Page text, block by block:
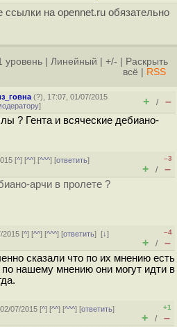
ссылки на opennet.ru обязательно
уровень Линейный +/-
Раскрыть
всё
RSS
(?), 17:07, 01/07/2015
] + / –
? Гента и всяческие дебиано-
[^] [^^] [^^^] [ответить]
–3
+ / –
арчи в пролете ?
2015 [^] [^^] [^^^] [ответить][↓]
–4
+ / –
сказали что по их мнению есть
нашему мнению они могут идти в
07/2015 [^] [^^] [^^^] [ответить]
+1
+ / –